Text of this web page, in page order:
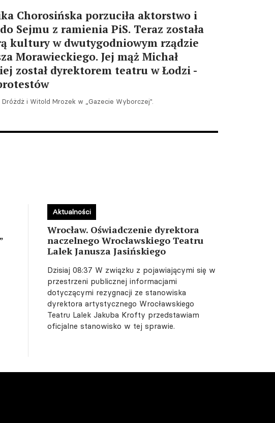
Chorosińska porzuciła aktorstwo i
do Sejmu z ramienia PiS. Teraz została
kultury w dwutygodniowym rządzie
Morawieckiego. Jej mąż Michał
został dyrektorem teatru w Łodzi -
Dróżdż i Witold Mrozek w „Gazecie Wyborczej".
Wrocław. Oświadczenie dyrektora
naczelnego Wrocławskiego Teatru
Lalek Janusza Jasińskiego
Dzisiaj 08:37 W związku z pojawiającymi się w
przestrzeni publicznej informacjami
dotyczącymi rezygnacji ze stanowiska
dyrektora artystycznego Wrocławskiego
Teatru Lalek Jakuba Krofty przedstawiam
oficjalne stanowisko w tej sprawie.
Aktualności